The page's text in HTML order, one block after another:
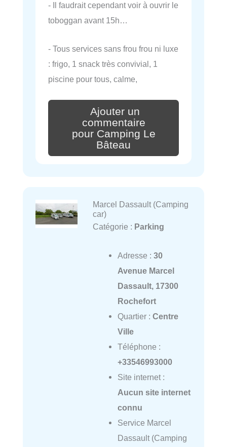
- Il faudrait cependant voir à ouvrir le
toboggan avant 15h…
- Tous services sans frou frou ni luxe
: frigo, 1 snack très convivial, 1
piscine pour tous, calme,
Ajouter un
commentaire
pour Camping Le
Bâteau
Marcel Dassault (Camping
car)
Catégorie : Parking
Adresse : 30
Avenue Marcel
Dassault, 17300
Rochefort
Quartier : Centre
Ville
Téléphone :
+33546993000
Site internet :
Aucun site internet
connu
Service Marcel
Dassault (Camping